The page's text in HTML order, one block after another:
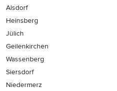
Alsdorf
Heinsberg
Jülich
Geilenkirchen
Wassenberg
Siersdorf
Niedermerz